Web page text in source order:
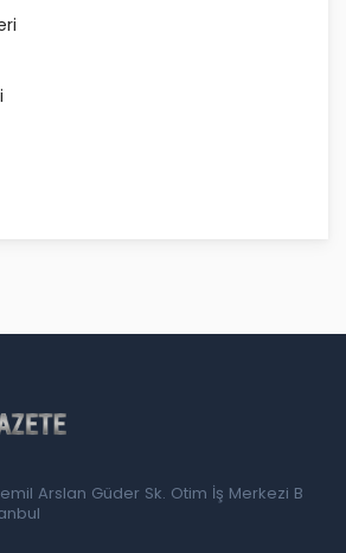
Arslan Güder Sk. Otim İş Merkezi B